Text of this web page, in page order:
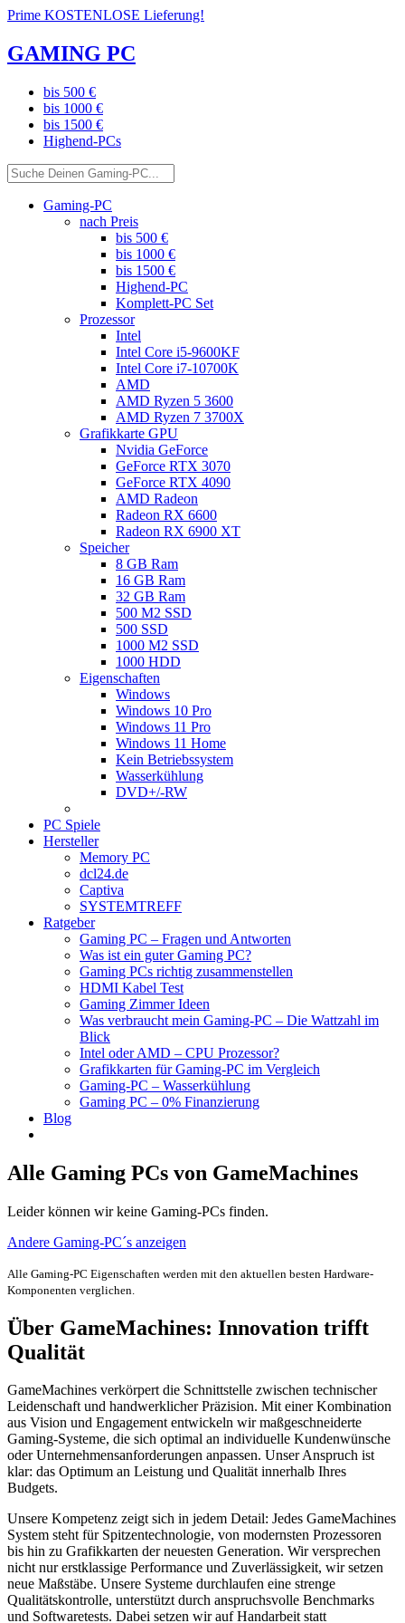
Prime KOSTENLOSE Lieferung!
GAMING PC
bis 500 €
bis 1000 €
bis 1500 €
Highend-PCs
Gaming-PC
nach Preis
bis 500 €
bis 1000 €
bis 1500 €
Highend-PC
Komplett-PC Set
Prozessor
Intel
Intel Core i5-9600KF
Intel Core i7-10700K
AMD
AMD Ryzen 5 3600
AMD Ryzen 7 3700X
Grafikkarte GPU
Nvidia GeForce
GeForce RTX 3070
GeForce RTX 4090
AMD Radeon
Radeon RX 6600
Radeon RX 6900 XT
Speicher
8 GB Ram
16 GB Ram
32 GB Ram
500 M2 SSD
500 SSD
1000 M2 SSD
1000 HDD
Eigenschaften
Windows
Windows 10 Pro
Windows 11 Pro
Windows 11 Home
Kein Betriebssystem
Wasserkühlung
DVD+/-RW
PC Spiele
Hersteller
Memory PC
dcl24.de
Captiva
SYSTEMTREFF
Ratgeber
Gaming PC – Fragen und Antworten
Was ist ein guter Gaming PC?
Gaming PCs richtig zusammenstellen
HDMI Kabel Test
Gaming Zimmer Ideen
Was verbraucht mein Gaming-PC – Die Wattzahl im
Blick
Intel oder AMD – CPU Prozessor?
Grafikkarten für Gaming-PC im Vergleich
Gaming-PC – Wasserkühlung
Gaming PC – 0% Finanzierung
Blog
Alle Gaming PCs von GameMachines
Leider können wir keine Gaming-PCs finden.
Andere Gaming-PC´s anzeigen
Alle Gaming-PC Eigenschaften werden mit den aktuellen besten Hardware-
Komponenten verglichen.
Über GameMachines: Innovation trifft
Qualität
GameMachines verkörpert die Schnittstelle zwischen technischer
Leidenschaft und handwerklicher Präzision. Mit einer Kombination
aus Vision und Engagement entwickeln wir maßgeschneiderte
Gaming-Systeme, die sich optimal an individuelle Kundenwünsche
oder Unternehmensanforderungen anpassen. Unser Anspruch ist
klar: das Optimum an Leistung und Qualität innerhalb Ihres
Budgets.
Unsere Kompetenz zeigt sich in jedem Detail: Jedes GameMachines
System steht für Spitzentechnologie, von modernsten Prozessoren
bis hin zu Grafikkarten der neuesten Generation. Wir versprechen
nicht nur erstklassige Performance und Zuverlässigkeit, wir setzen
neue Maßstäbe. Unsere Systeme durchlaufen eine strenge
Qualitätskontrolle, unterstützt durch anspruchsvolle Benchmarks
und Softwaretests. Dabei setzen wir auf Handarbeit statt